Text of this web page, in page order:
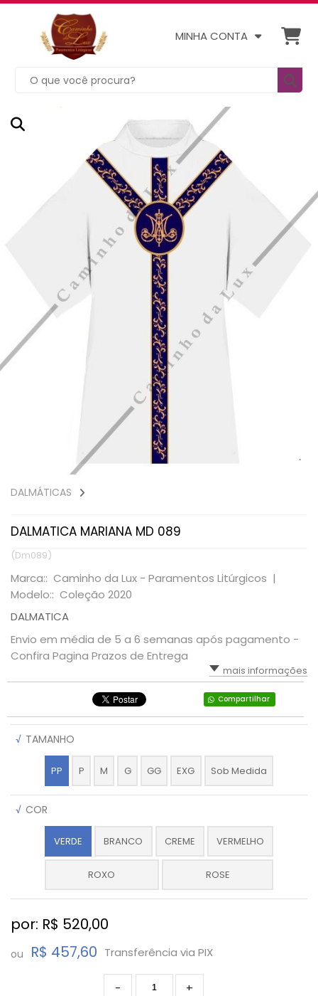
MINHA CONTA
DALMÁTICAS
DALMATICA MARIANA MD 089
(Dm089)
Marca:: Caminho da Lux - Paramentos Litúrgicos |
Modelo:: Coleção 2020
DALMATICA
Envio em média de 5 a 6 semanas após pagamento -
Confira Pagina Prazos de Entrega
mais informações
Compartilhar
√ TAMANHO
PP P M G GG EXG Sob Medida
√ COR
VERDE BRANCO CREME VERMELHO
ROXO ROSE
por: R$ 520,00
ou R$ 457,60 Transferência via PIX
+
-